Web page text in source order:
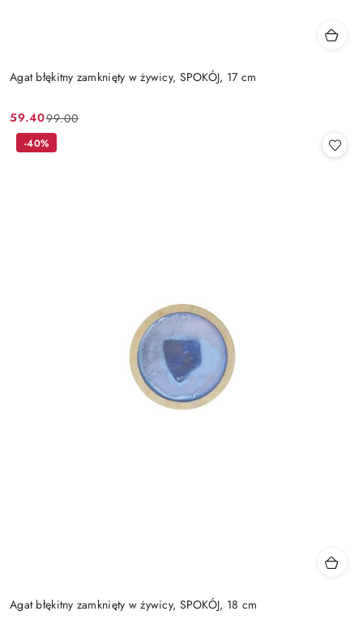
Agat błękitny zamknięty w żywicy, SPOKÓJ, 17 cm
Cena
promocyjna:
59.40
Cena
przed
99.00
Agat błękitny zamknięty w żywicy, SPOKÓJ, 18 cm
-40%